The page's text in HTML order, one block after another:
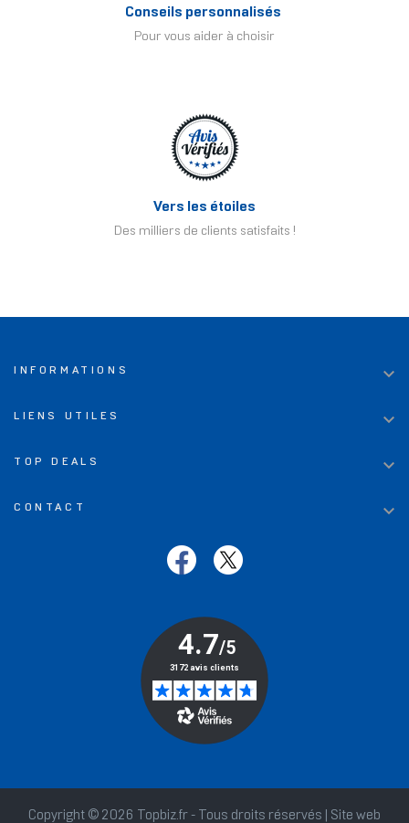
Conseils personnalisés
Pour vous aider à choisir
Vers les étoiles
Des milliers de clients satisfaits !
INFORMATIONS 
LIENS UTILES 
TOP DEALS 
CONTACT 
Copyright © 2026 Topbiz.fr - Tous droits réservés | Site web